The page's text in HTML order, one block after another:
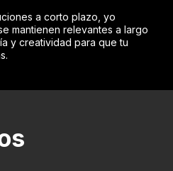
a corto plazo, yo
mantienen relevantes a largo
y creatividad para que tu